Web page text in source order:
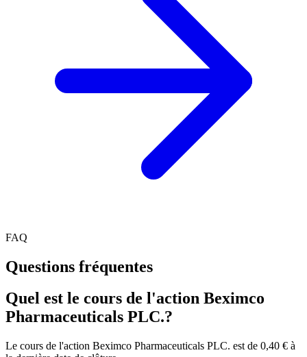
FAQ
Questions fréquentes
Quel est le cours de l'action Beximco
Pharmaceuticals PLC.?
Le cours de l'action Beximco Pharmaceuticals PLC. est de 0,40 € à